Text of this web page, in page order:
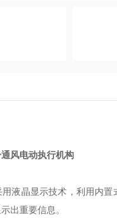
风电动执行机构
液晶显示技术，利用内
出重要信息。